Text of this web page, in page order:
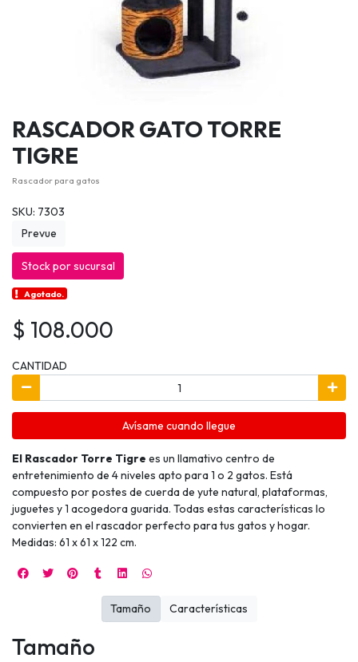
RASCADOR GATO TORRE
TIGRE
Rascador para gatos
SKU: 7303
Prevue
Stock por sucursal
Agotado.
$ 108.000
CANTIDAD
Avísame cuando llegue
El Rascador Torre Tigre es un llamativo centro de
entretenimiento de 4 niveles apto para 1 o 2 gatos. Está
compuesto por postes de cuerda de yute natural, plataformas,
juguetes y 1 acogedora guarida. Todas estas características lo
convierten en el rascador perfecto para tus gatos y hogar.
Medidas: 61 x 61 x 122 cm.
Tamaño
Tamaño Características